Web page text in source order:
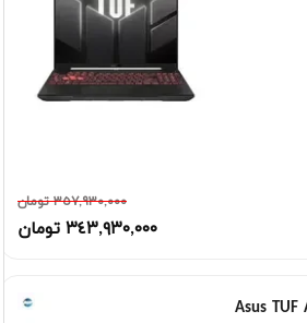
٣٥٧,٩٣٠,٠٠٠ تومان
٣٤٣,٩٣٠,٠٠٠ تومان
Asus TUF